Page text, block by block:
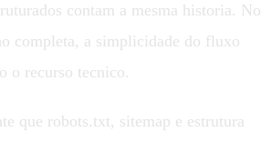
contam a mesma historia. No
completa, a simplicidade do fluxo
o recurso tecnico.
que robots.txt, sitemap e estrutura